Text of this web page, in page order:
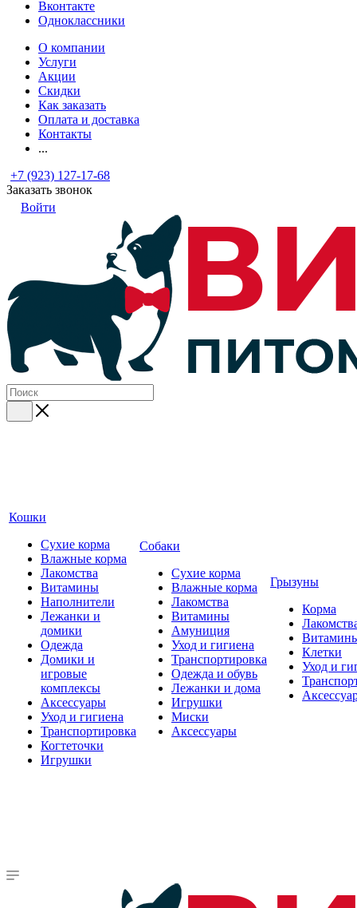
Вконтакте
Одноклассники
О компании
Услуги
Акции
Скидки
Как заказать
Оплата и доставка
Контакты
...
+7 (923) 127-17-68
Заказать звонок
Войти
Кошки
Сухие корма
Влажные корма
Лакомства
Витамины
Наполнители
Лежанки и
домики
Одежда
Домики и
игровые
комплексы
Аксессуары
Уход и гигиена
Транспортировка
Когтеточки
Игрушки
Собаки
Сухие корма
Влажные корма
Лакомства
Витамины
Амуниция
Уход и гигиена
Транспортировка
Одежда и обувь
Лежанки и дома
Игрушки
Миски
Аксессуары
Грызуны
Корма
Клетки
Уход и